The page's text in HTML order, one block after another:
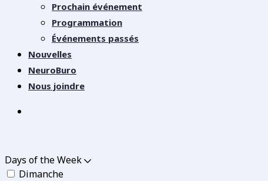
Prochain événement
Programmation
Événements passés
Nouvelles
NeuroBuro
Nous joindre
Days of the Week
Dimanche